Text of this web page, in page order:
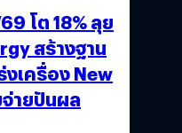
โต 18% ลุย
สร้างฐาน
งเครื่อง New
ายปันผล